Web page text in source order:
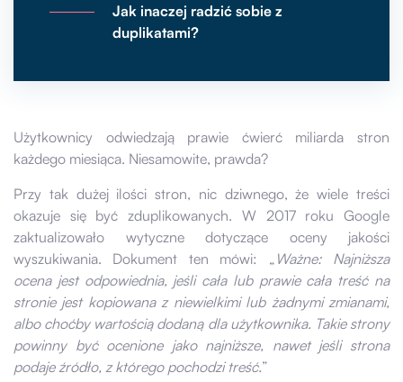
Jak inaczej radzić sobie z
duplikatami?
Użytkownicy odwiedzają prawie ćwierć miliarda stron
każdego miesiąca. Niesamowite, prawda?
Przy tak dużej ilości stron, nic dziwnego, że wiele treści
okazuje się być zduplikowanych. W 2017 roku Google
zaktualizowało wytyczne dotyczące oceny jakości
wyszukiwania. Dokument ten mówi: „ Ważne: Najniższa
ocena jest odpowiednia, jeśli cała lub prawie cała treść na
stronie jest kopiowana z niewielkimi lub żadnymi zmianami,
albo choćby wartością dodaną dla użytkownika. Takie strony
powinny być ocenione jako najniższe, nawet jeśli strona
podaje źródło, z którego pochodzi treść.”